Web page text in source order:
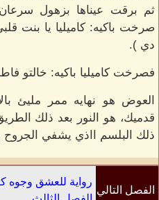
ثم برقت عيناها بزهول
صرخت باكيه: كاميليا يا بنت
دي ).
فصرخت كاميليا باكيه: خالتو
العوض هو نهايه ممر مليئ
قدميك، هو النور بعد ذلك
ذلك البلسم ااذي يشفي الجروح
الفصل التالي
رواية للعشق وجوه